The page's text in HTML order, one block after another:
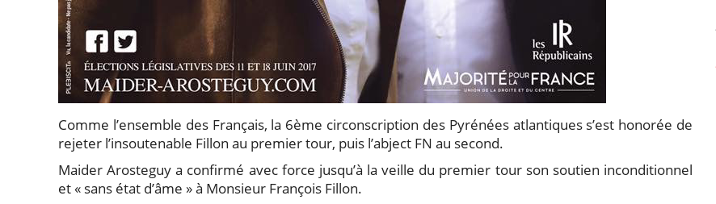
Comme l’ensemble des Français, la 6ème circonscription des Pyrénées atlantiques s’est honorée de
rejeter l’insoutenable Fillon au premier tour, puis l’abject FN au second.
Maider Arosteguy a confirmé avec force jusqu’à la veille du premier tour son soutien inconditionnel
et « sans état d’âme » à Monsieur François Fillon.